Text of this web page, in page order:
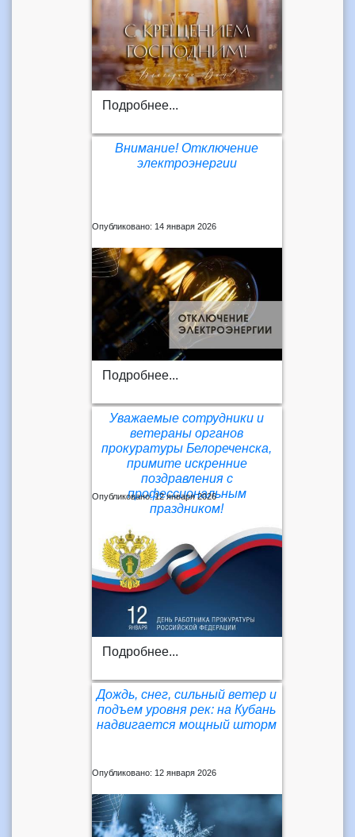
Подробнее...
Внимание! Отключение
электроэнергии
Опубликовано: 14 января 2026
Подробнее...
Уважаемые сотрудники и
ветераны органов
прокуратуры Белореченска,
примите искренние
поздравления с
профессиональным
праздником!
Опубликовано: 12 января 2026
Подробнее...
Дождь, снег, сильный ветер и
подъем уровня рек: на Кубань
надвигается мощный шторм
Опубликовано: 12 января 2026